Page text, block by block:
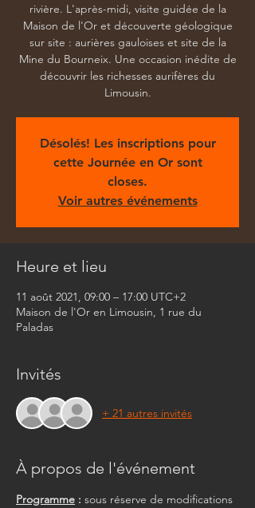
rivière. L'après-midi, visite guidée de la
Maison de l'Or et découverte géologique
sur site : aurières gauloises et site de la
Mine du Bourneix. Une occasion inédite de
découvrir les richesses aurifères du
Limousin.
Désolés! Les inscriptions pour
cette Journée en Or sont
closes.
Voir autres événements
Heure et lieu
11 août 2021, 09:00 – 17:00 UTC+2
Maison de l'Or en Limousin, 1 rue du
Paladas
Invités
+ 21 autres invités
À propos de l'événement
Programme : sous réserve de modifications